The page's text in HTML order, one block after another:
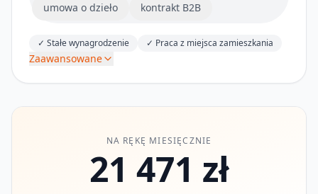
umowa o dzieło
kontrakt B2B
✓ Stałe wynagrodzenie ✓ Praca z miejsca zamieszkania
Zaawansowane
NA RĘKĘ MIESIĘCZNIE
21 471 zł